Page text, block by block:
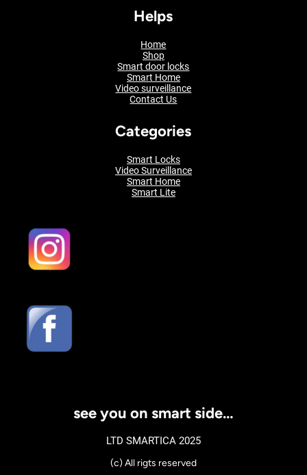
Helps
Home
Shop
Smart door locks
Smart Home
Video surveillance
Contact Us
Categories
Smart Locks
Video Surveillance
Smart Home
Smart Lite
see you on smart side…
LTD SMARTICA 2025
(c) All rigts reserved